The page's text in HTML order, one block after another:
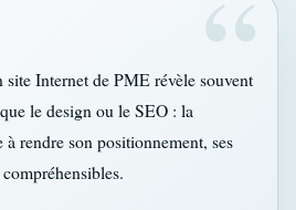
site Internet de PME révèle souvent
le design ou le SEO : la
à rendre son positionnement, ses
compréhensibles.